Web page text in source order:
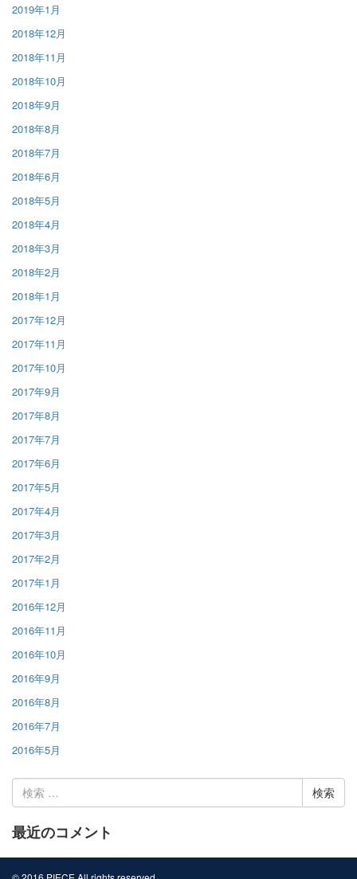
2019年1月
2018年12月
2018年11月
2018年10月
2018年9月
2018年8月
2018年7月
2018年6月
2018年5月
2018年4月
2018年3月
2018年2月
2018年1月
2017年12月
2017年11月
2017年10月
2017年9月
2017年8月
2017年7月
2017年6月
2017年5月
2017年4月
2017年3月
2017年2月
2017年1月
2016年12月
2016年11月
2016年10月
2016年9月
2016年8月
2016年7月
2016年5月
索:
最近のコメント